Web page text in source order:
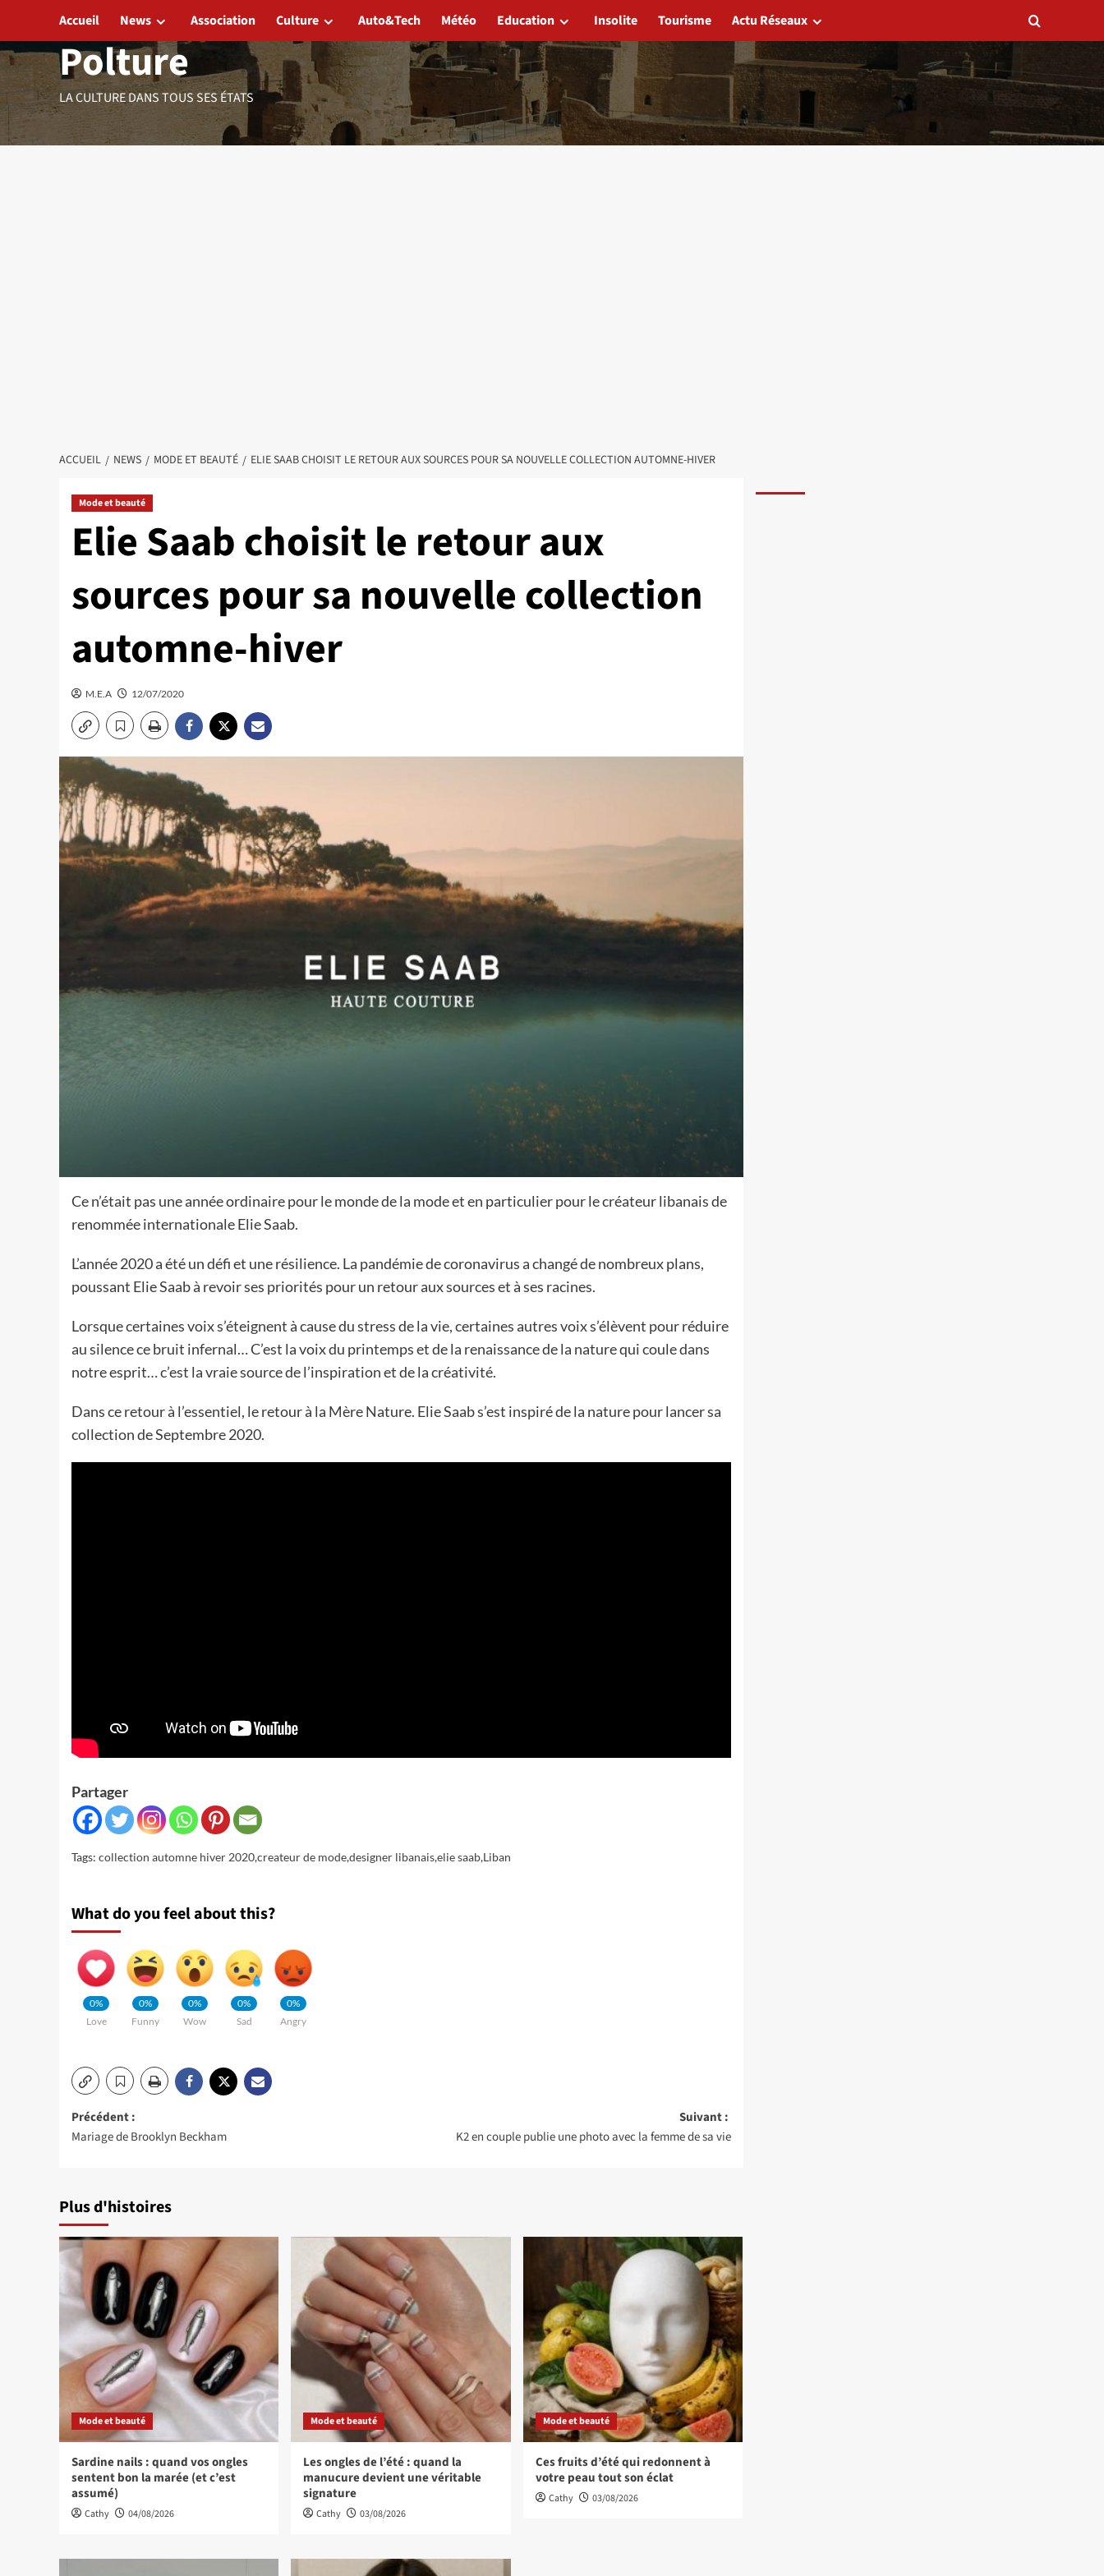
contenu
Polture
LA CULTURE DANS TOUS SES ÉTATS
Accueil News Association Culture Auto&Tech Météo Education Insolite Tourisme Actu Réseaux
ACCUEIL NEWS MODE ET BEAUTÉ ELIE SAAB CHOISIT LE RETOUR AUX SOURCES POUR SA NOUVELLE COLLECTION AUTOMNE-HIVER
Mode et beauté
Elie Saab choisit le retour aux
sources pour sa nouvelle collection
automne-hiver
M.E.A 12/07/2020
Ce n’était pas une année ordinaire pour le monde de la mode et en particulier pour le créateur libanais de
renommée internationale Elie Saab.
L’année 2020 a été un défi et une résilience. La pandémie de coronavirus a changé de nombreux plans,
poussant Elie Saab à revoir ses priorités pour un retour aux sources et à ses racines.
Lorsque certaines voix s’éteignent à cause du stress de la vie, certaines autres voix s’élèvent pour réduire
au silence ce bruit infernal… C’est la voix du printemps et de la renaissance de la nature qui coule dans
notre esprit… c’est la vraie source de l’inspiration et de la créativité.
Dans ce retour à l’essentiel, le retour à la Mère Nature. Elie Saab s’est inspiré de la nature pour lancer sa
collection de Septembre 2020.
Partager
Tags: collection automne hiver 2020,createur de mode,designer libanais,elie saab,Liban
What do you feel about this?
0%
Love
0%
Funny
0%
Wow
0%
Sad
0%
Angry
Navigation
d’article
Précédent :
Mariage de Brooklyn Beckham
Suivant :
K2 en couple publie une photo avec la femme de sa vie
Plus d'histoires
Mode et beauté
Sardine nails : quand vos ongles
sentent bon la marée (et c’est
assumé)
Cathy 04/08/2026
Mode et beauté
Les ongles de l’été : quand la
manucure devient une véritable
signature
Cathy 03/08/2026
Mode et beauté
Ces fruits d’été qui redonnent à
votre peau tout son éclat
Cathy 03/08/2026